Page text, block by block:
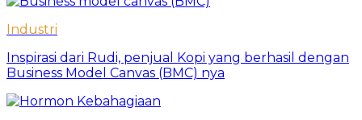
Industri
Inspirasi dari Rudi, penjual Kopi yang berhasil dengan
Business Model Canvas (BMC) nya